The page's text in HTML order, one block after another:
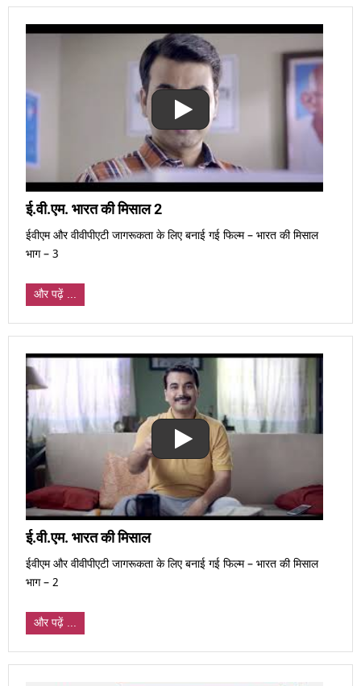
ई.वी.एम. भारत की मिसाल 2
ईवीएम और वीवीपीएटी जागरूकता के लिए बनाई गई फिल्म – भारत की मिसाल
भाग – 3
और पढ़ें ...
ई.वी.एम. भारत की मिसाल
ईवीएम और वीवीपीएटी जागरूकता के लिए बनाई गई फिल्म – भारत की मिसाल
भाग – 2
और पढ़ें ...